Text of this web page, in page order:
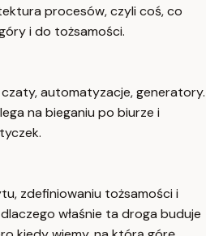
procesów, czyli coś, co
i do tożsamości.
automatyzacje, generatory.
na bieganiu po biurze i
zdefiniowaniu tożsamości i
właśnie ta droga buduje